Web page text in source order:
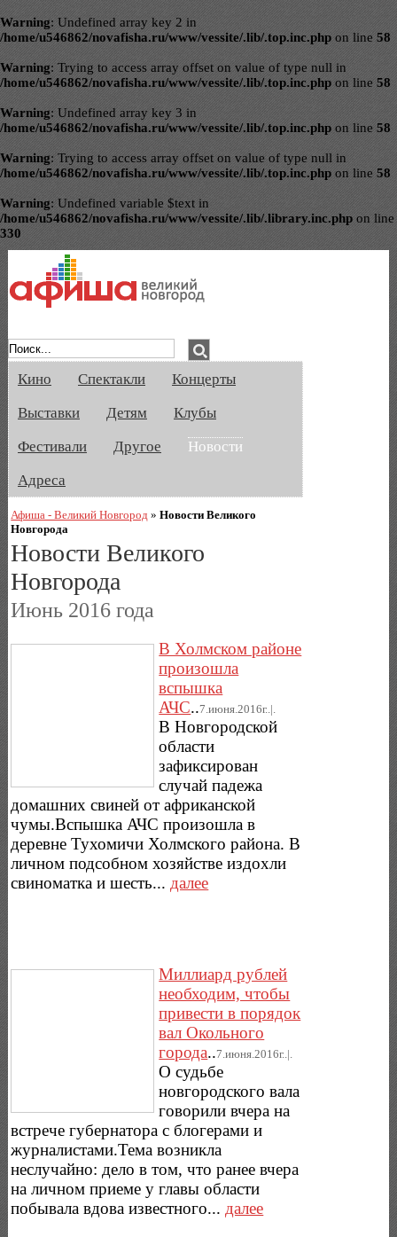
Warning: Undefined array key 2 in
/home/u546862/novafisha.ru/www/vessite/.lib/.top.inc.php on line 58
Warning: Trying to access array offset on value of type null in
/home/u546862/novafisha.ru/www/vessite/.lib/.top.inc.php on line 58
Warning: Undefined array key 3 in
/home/u546862/novafisha.ru/www/vessite/.lib/.top.inc.php on line 58
Warning: Trying to access array offset on value of type null in
/home/u546862/novafisha.ru/www/vessite/.lib/.top.inc.php on line 58
Warning: Undefined variable $text in
/home/u546862/novafisha.ru/www/vessite/.lib/.library.inc.php on line
330
Кино Спектакли
Концерты
Выставки
Детям
Клубы
Фестивали
Другое
Новости
Адреса
Афиша - Великий Новгород »Новости Великого
Новгорода
Новости Великого
Новгорода
Июнь 2016 года
В Холмском районе
произошла
вспышка
АЧС..7.июня.2016г..|.
В Новгородской
области
зафиксирован
случай падежа
домашних свиней от африканской
чумы.Вспышка АЧС произошла в
деревне Тухомичи Холмского района. В
личном подсобном хозяйстве издохли
свиноматка и шесть... далее
Миллиард рублей
необходим, чтобы
привести в порядок
вал Окольного
города..7.июня.2016г..|.
О судьбе
новгородского вала
говорили вчера на
встрече губернатора с блогерами и
журналистами.Тема возникла
неслучайно: дело в том, что ранее вчера
на личном приеме у главы области
побывала вдова известного... далее